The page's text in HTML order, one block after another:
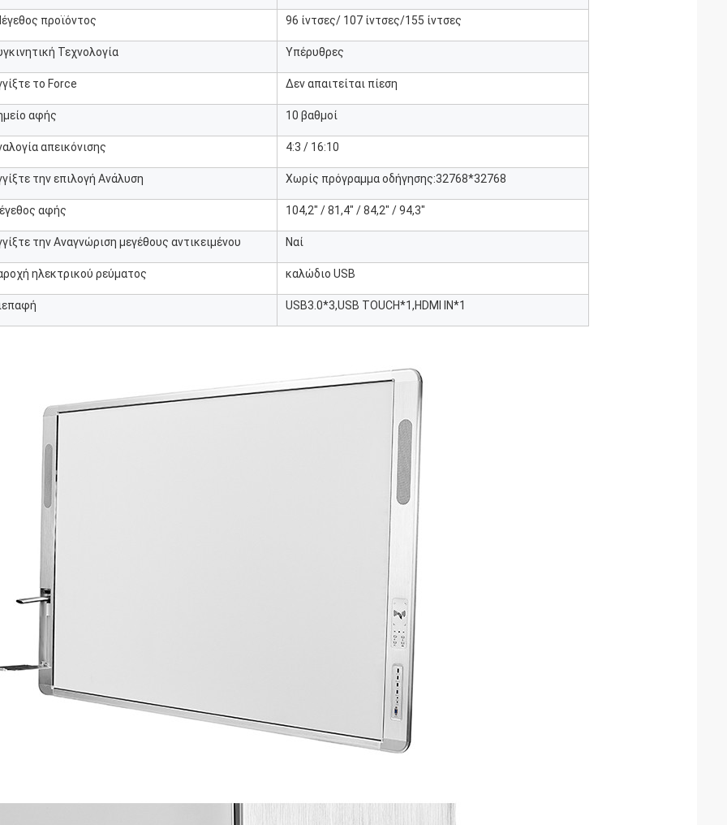
προϊόντος 96 ίντσες/ 107 ίντσες/155 ίντσες
Τεχνολογία Υπέρυθρες
το Force Δεν απαιτείται πίεση
αφής 10 βαθμοί
απεικόνισης 4:3 / 16:10
την επιλογή Ανάλυση Χωρίς πρόγραμμα οδήγησης:32768*32768
αφής 104,2" / 81,4" / 84,2" / 94,3"
την Αναγνώριση μεγέθους αντικειμένου Ναί
ηλεκτρικού ρεύματος καλώδιο USB
USB3.0*3,USB TOUCH*1,HDMI IN*1